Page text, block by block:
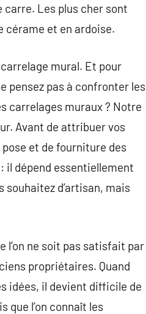
carre. Les plus cher sont
cérame et en ardoise.
mural. Et pour
pensez pas à confronter les
carrelages muraux ? Notre
Avant de attribuer vos
et de fourniture des
il dépend essentiellement
souhaitez d’artisan, mais
l’on ne soit pas satisfait par
propriétaires. Quand
idées, il devient difficile de
que l’on connaît les